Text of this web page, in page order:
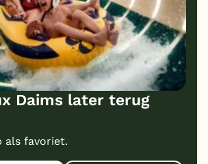
Daims later terug
als favoriet.